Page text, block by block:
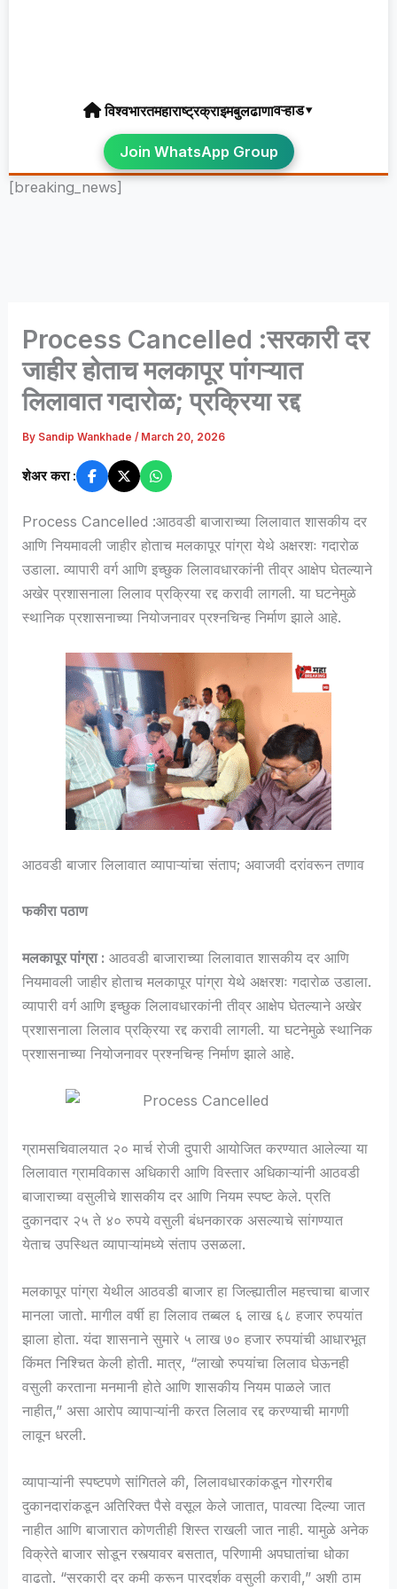
विश्वभारतमहाराष्ट्रक्राइमबुलढाणावऱ्हाड▾
Join WhatsApp Group
[breaking_news]
Process Cancelled :सरकारी दर
जाहीर होताच मलकापूर पांगऱ्यात
लिलावात गदारोळ; प्रक्रिया रद्द
By Sandip Wankhade/ March 20, 2026
शेअर करा :
Process Cancelled :आठवडी बाजाराच्या लिलावात शासकीय दर
आणि नियमावली जाहीर होताच मलकापूर पांग्रा येथे अक्षरशः गदारोळ
उडाला. व्यापारी वर्ग आणि इच्छुक लिलावधारकांनी तीव्र आक्षेप घेतल्याने
अखेर प्रशासनाला लिलाव प्रक्रिया रद्द करावी लागली. या घटनेमुळे
स्थानिक प्रशासनाच्या नियोजनावर प्रश्नचिन्ह निर्माण झाले आहे.
आठवडी बाजार लिलावात व्यापाऱ्यांचा संताप; अवाजवी दरांवरून तणाव
फकीरा पठाण
मलकापूर पांग्रा : आठवडी बाजाराच्या लिलावात शासकीय दर आणि
नियमावली जाहीर होताच मलकापूर पांग्रा येथे अक्षरशः गदारोळ उडाला.
व्यापारी वर्ग आणि इच्छुक लिलावधारकांनी तीव्र आक्षेप घेतल्याने अखेर
प्रशासनाला लिलाव प्रक्रिया रद्द करावी लागली. या घटनेमुळे स्थानिक
प्रशासनाच्या नियोजनावर प्रश्नचिन्ह निर्माण झाले आहे.
ग्रामसचिवालयात २० मार्च रोजी दुपारी आयोजित करण्यात आलेल्या या
लिलावात ग्रामविकास अधिकारी आणि विस्तार अधिकाऱ्यांनी आठवडी
बाजाराच्या वसुलीचे शासकीय दर आणि नियम स्पष्ट केले. प्रति
दुकानदार २५ ते ४० रुपये वसुली बंधनकारक असल्याचे सांगण्यात
येताच उपस्थित व्यापाऱ्यांमध्ये संताप उसळला.
मलकापूर पांग्रा येथील आठवडी बाजार हा जिल्ह्यातील महत्त्वाचा बाजार
मानला जातो. मागील वर्षी हा लिलाव तब्बल ६ लाख ६८ हजार रुपयांत
झाला होता. यंदा शासनाने सुमारे ५ लाख ७० हजार रुपयांची आधारभूत
किंमत निश्चित केली होती. मात्र, “लाखो रुपयांचा लिलाव घेऊनही
वसुली करताना मनमानी होते आणि शासकीय नियम पाळले जात
नाहीत,” असा आरोप व्यापाऱ्यांनी करत लिलाव रद्द करण्याची मागणी
लावून धरली.
व्यापाऱ्यांनी स्पष्टपणे सांगितले की, लिलावधारकांकडून गोरगरीब
दुकानदारांकडून अतिरिक्त पैसे वसूल केले जातात, पावत्या दिल्या जात
नाहीत आणि बाजारात कोणतीही शिस्त राखली जात नाही. यामुळे अनेक
विक्रेते बाजार सोडून रस्त्यावर बसतात, परिणामी अपघातांचा धोका
वाढतो. “सरकारी दर कमी करून पारदर्शक वसुली करावी,” अशी ठाम